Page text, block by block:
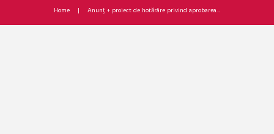
Home Anunț + proiect de hotărâre privind aprobarea...